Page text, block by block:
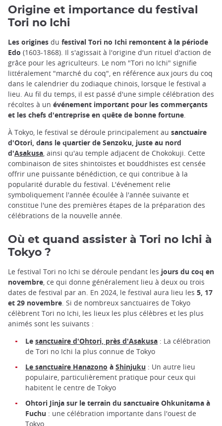
Origine et importance du festival
Tori no Ichi
Les origines du festival Tori no Ichi remontent à la période
Edo (1603-1868). Il s'agissait à l'origine d'un rituel d'action de
grâce pour les agriculteurs. Le nom "Tori no Ichi" signifie
littéralement "marché du coq", en référence aux jours du coq
dans le calendrier du zodiaque chinois, lorsque le festival a
lieu. Au fil du temps, il est passé d'une simple célébration des
récoltes à un événement important pour les commerçants
et les chefs d'entreprise en quête de bonne fortune
À Tokyo, le festival se déroule principalement au sanctuaire
d'Otori, dans le quartier de Senzoku, juste au nord
d'Asakusa, ainsi qu'au temple adjacent de Chokokuji. Cette
combinaison de sites shintoïstes et bouddhistes est censée
offrir une puissante bénédiction, ce qui contribue à la
popularité durable du festival. L'événement relie
symboliquement l'année écoulée à l'année suivante et
constitue l'une des premières étapes de la préparation des
célébrations de la nouvelle année.
Où et quand assister à Tori no Ichi à
Tokyo ?
Le festival Tori no Ichi se déroule pendant les jours du coq en
novembre, ce qui donne généralement lieu à deux ou trois
dates de festival par an. En 2024, le festival aura lieu les 5, 17
et 29 novembre. Si de nombreux sanctuaires de Tokyo
célèbrent Tori no Ichi, les lieux les plus célèbres et les plus
animés sont les suivants :
Le sanctuaire d'Ohtori, près d'Asakusa : La célébration
de Tori no Ichi la plus connue de Tokyo
Le sanctuaire Hanazono à Shinjuku : Un autre lieu
populaire, particulièrement pratique pour ceux qui
habitent le centre de Tokyo
Ohtori Jinja sur le terrain du sanctuaire Ohkunitama à
Fuchu : une célébration importante dans l'ouest de
Tokyo